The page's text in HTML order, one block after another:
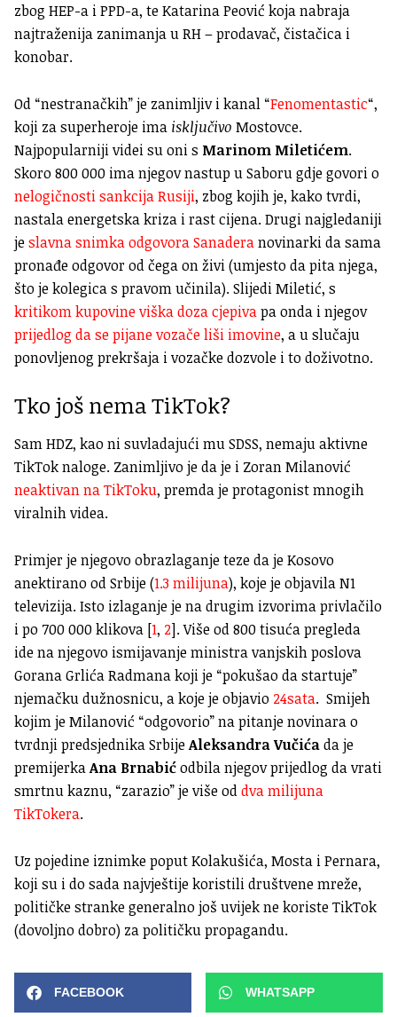
zbog HEP-a i PPD-a, te Katarina Peović koja nabraja
najtraženija zanimanja u RH – prodavač, čistačica i
konobar.
Od “nestranačkih” je zanimljiv i kanal “Fenomentastic“,
koji za superheroje ima isključivo Mostovce.
Najpopularniji videi su oni s Marinom Miletićem.
Skoro 800 000 ima njegov nastup u Saboru gdje govori o
nelogičnosti sankcija Rusiji, zbog kojih je, kako tvrdi,
nastala energetska kriza i rast cijena. Drugi najgledaniji
jeslavna snimka odgovora Sanaderanovinarki da sama
pronađe odgovor od čega on živi (umjesto da pita njega,
što je kolegica s pravom učinila). Slijedi Miletić, s
kritikom kupovine viška doza cjepivapa onda i njegov
prijedlog da se pijane vozače liši imovine, a u slučaju
ponovljenog prekršaja i vozačke dozvole i to doživotno.
Tko još nema TikTok?
Sam HDZ, kao ni suvladajući mu SDSS, nemaju aktivne
TikTok naloge. Zanimljivo je da je i Zoran Milanović
neaktivan na TikToku, premda je protagonist mnogih
viralnih videa.
Primjer je njegovo obrazlaganje teze da je Kosovo
anektirano od Srbije (1.3 milijuna), koje je objavila N1
televizija. Isto izlaganje je na drugim izvorima privlačilo
i po 700 000 klikova [1, 2]. Više od 800 tisuća pregleda
ide na njegovo ismijavanje ministra vanjskih poslova
Gorana Grlića Radmana koji je “pokušao da startuje”
njemačku dužnosnicu, a koje je objavio 24sata. Smijeh
kojim je Milanović “odgovorio” na pitanje novinara o
tvrdnji predsjednika SrbijeAleksandra Vučićada je
premijerkaAna Brnabićodbila njegov prijedlog da vrati
smrtnu kaznu, “zarazio” je više oddva milijuna
TikTokera.
Uz pojedine iznimke poput Kolakušića, Mosta i Pernara,
koji su i do sada najvještije koristili društvene mreže,
političke stranke generalno još uvijek ne koriste TikTok
(dovoljno dobro) za političku propagandu.
FACEBOOK WHATSAPP